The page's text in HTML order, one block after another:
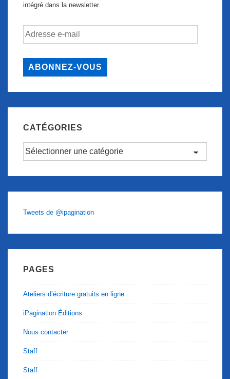
intégré dans la newsletter.
Adresse
ABONNEZ-VOUS
CATÉGORIES
Catégories
Tweets de @ipagination
PAGES
Ateliers d’écriture gratuits en ligne
iPagination Éditions
Nous contacter
Staff
Staff